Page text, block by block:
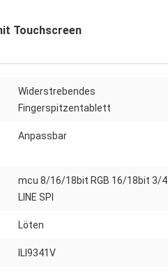
Touchscreen
Widerstrebendes
Fingerspitzentablett
Anpassbar
mcu 8/16/18bit RGB 16/18bit 3/4
LINE SPI
Löten
ILI9341V